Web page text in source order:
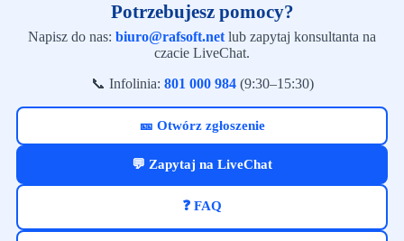
Potrzebujesz pomocy?
Napisz do nas: biuro@rafsoft.netlub zapytaj konsultanta na
czacie LiveChat.
📞 Infolinia: 801 000 984(9:30–15:30)
🎫 Otwórz zgłoszenie
💬 Zapytaj na LiveChat
❓ FAQ